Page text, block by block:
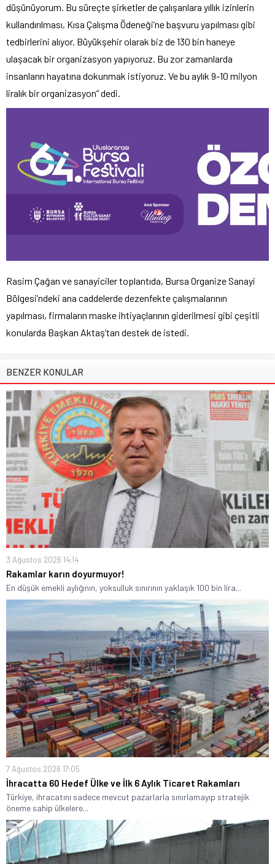
düşünüyorum. Bu süreçte şirketler de çalışanlara yıllık izinlerin
kullandırılması, Kısa Çalışma Ödeneği’ne başvuru yapılması gibi
tedbirlerini alıyor. Büyükşehir olarak biz de 130 bin haneye
ulaşacak bir organizasyon yapıyoruz. Bu zor zamanlarda
insanların hayatına dokunmak istiyoruz. Ve bu aylık 9-10 milyon
liralık bir organizasyon” dedi.
Rasim Çağan ve sanayiciler toplantıda, Bursa Organize Sanayi
Bölgesi’ndeki ana caddelerde dezenfekte çalışmalarının
yapılması, firmaların maske ihtiyaçlarının giderilmesi gibi çeşitli
konularda Başkan Aktaş’tan destek de istedi.
BENZER KONULAR
3 Ağustos 2026 14:14
Rakamlar karın doyurmuyor!
En düşük emekli aylığının, yoksulluk sınırının yaklaşık 100 bin lira...
7 Ağustos 2026 17:05
İhracatta 60 Hedef Ülke ve İlk 6 Aylık Ticaret Rakamları
Türkiye, ihracatını sadece mevcut pazarlarla sınırlamayıp stratejik
öneme sahip ülkelere...